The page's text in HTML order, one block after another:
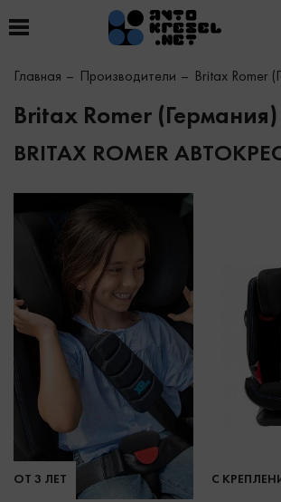
Главная Производители Britax Romer
Britax Romer (Германия)
BRITAX ROMER
ОТ 3 ЛЕТ С